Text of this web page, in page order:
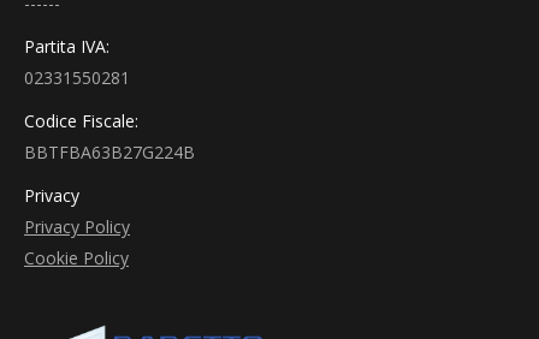
Partita IVA:
02331550281
Codice Fiscale:
BBTFBA63B27G224B
Privacy
Privacy Policy
Cookie Policy